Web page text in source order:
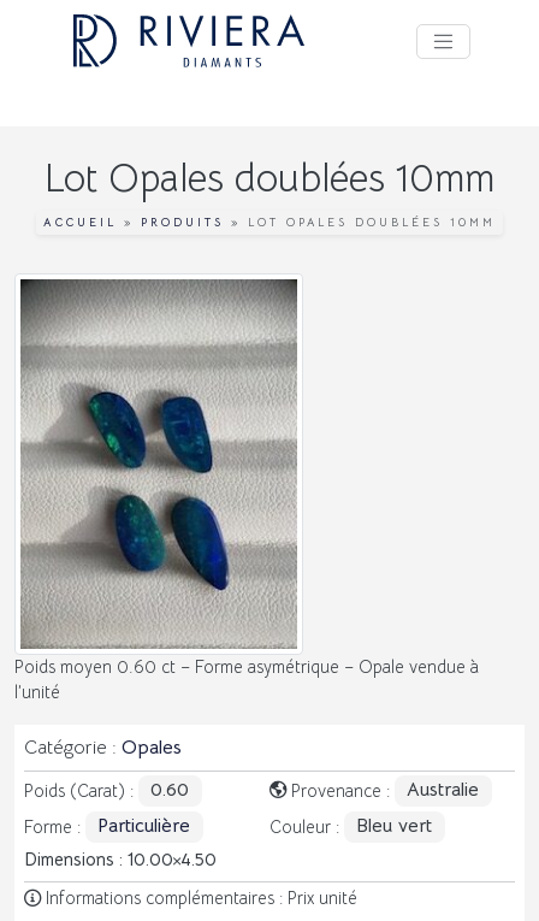
Lot Opales doublées 10mm
ACCUEIL » PRODUITS » LOT OPALES DOUBLÉES 10MM
Poids moyen 0.60 ct – Forme asymétrique – Opale vendue à
l’unité
Catégorie : Opales
Poids (Carat) : 0.60 Provenance : Australie
Forme : Particulière Couleur : Bleu vert
Dimensions : 10.00 4.50
Informations complémentaires : Prix unité